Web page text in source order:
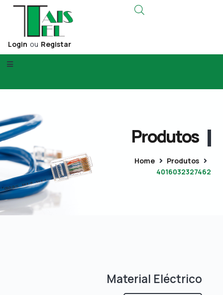
Login ou Registar
Produtos
Home
Produtos
4016032327462
Material Eléctrico